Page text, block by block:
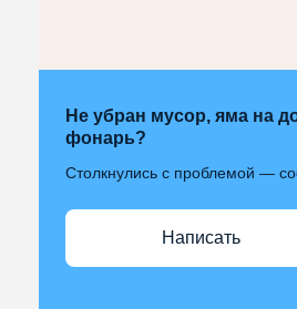
Не убран мусор, яма на
фонарь?
Столкнулись с проблемой —
Написать